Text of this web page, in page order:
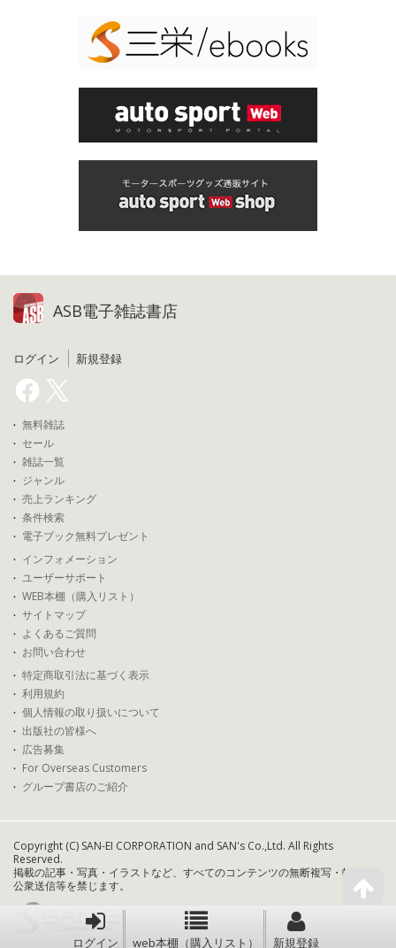
ログイン web本棚（購入リスト） 新規登録
ASB電子雑誌書店
ログイン 新規登録
無料雑誌
セール
雑誌一覧
ジャンル
売上ランキング
条件検索
電子ブック無料プレゼント
インフォメーション
ユーザーサポート
WEB本棚（購入リスト）
サイトマップ
よくあるご質問
お問い合わせ
特定商取引法に基づく表示
利用規約
個人情報の取り扱いについて
出版社の皆様へ
広告募集
For Overseas Customers
グループ書店のご紹介
Copyright (C) SAN-EI CORPORATION and SAN's Co.,Ltd. All Rights
Reserved.
掲載の記事・写真・イラストなど、すべてのコンテンツの無断複写・転載・
公衆送信等を禁じます。